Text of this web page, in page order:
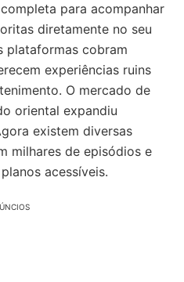
para acompanhar
diretamente no seu
plataformas cobram
experiências ruins
O mercado de
oriental expandiu
existem diversas
milhares de episódios e
acessíveis.